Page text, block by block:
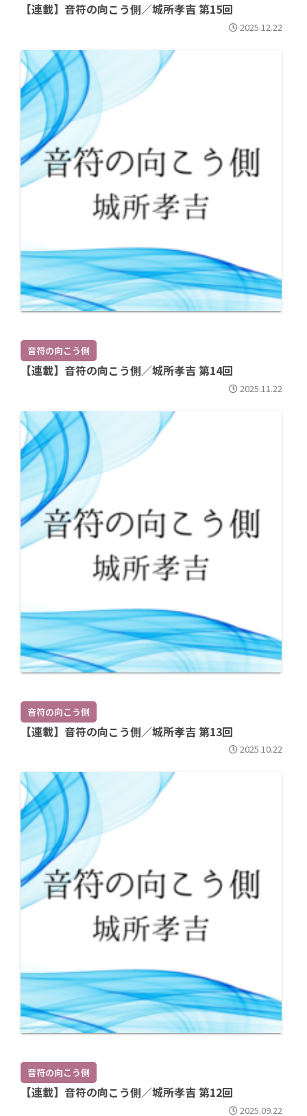
【連載】音符の向こう側／城所孝吉 第15回
2025.12.22
音符の向こう側
【連載】音符の向こう側／城所孝吉 第14回
2025.11.22
音符の向こう側
【連載】音符の向こう側／城所孝吉 第13回
2025.10.22
音符の向こう側
【連載】音符の向こう側／城所孝吉 第12回
2025.09.22